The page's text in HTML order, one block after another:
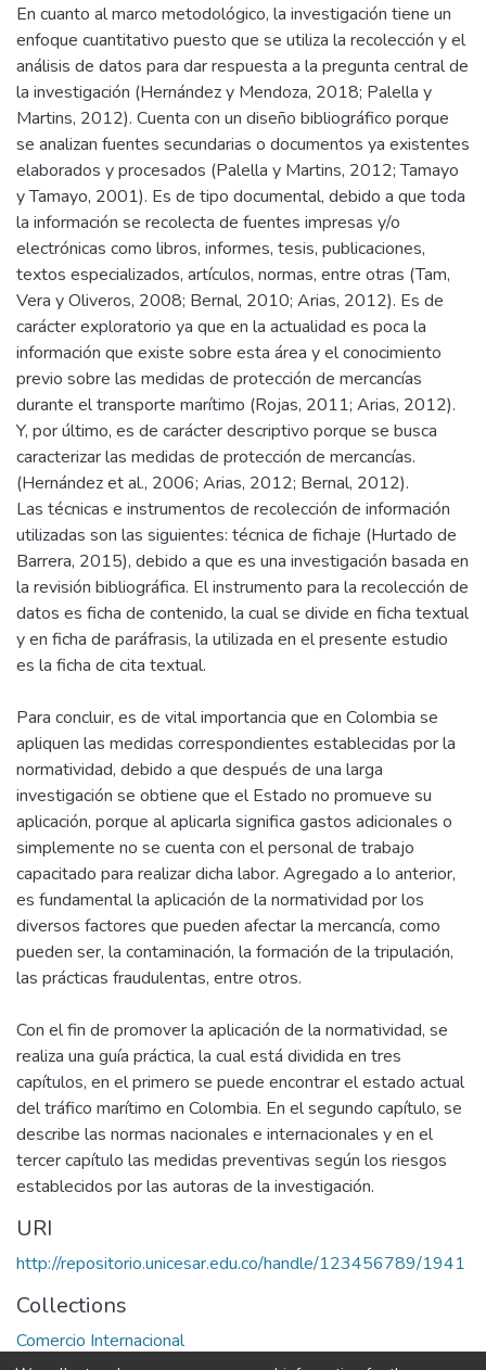
En cuanto al marco metodológico, la investigación tiene un
enfoque cuantitativo puesto que se utiliza la recolección y el
análisis de datos para dar respuesta a la pregunta central de
la investigación (Hernández y Mendoza, 2018; Palella y
Martins, 2012). Cuenta con un diseño bibliográfico porque
se analizan fuentes secundarias o documentos ya existentes
elaborados y procesados (Palella y Martins, 2012; Tamayo
y Tamayo, 2001). Es de tipo documental, debido a que toda
la información se recolecta de fuentes impresas y/o
electrónicas como libros, informes, tesis, publicaciones,
textos especializados, artículos, normas, entre otras (Tam,
Vera y Oliveros, 2008; Bernal, 2010; Arias, 2012). Es de
carácter exploratorio ya que en la actualidad es poca la
información que existe sobre esta área y el conocimiento
previo sobre las medidas de protección de mercancías
durante el transporte marítimo (Rojas, 2011; Arias, 2012).
Y, por último, es de carácter descriptivo porque se busca
caracterizar las medidas de protección de mercancías.
(Hernández et al., 2006; Arias, 2012; Bernal, 2012).
Las técnicas e instrumentos de recolección de información
utilizadas son las siguientes: técnica de fichaje (Hurtado de
Barrera, 2015), debido a que es una investigación basada en
la revisión bibliográfica. El instrumento para la recolección de
datos es ficha de contenido, la cual se divide en ficha textual
y en ficha de paráfrasis, la utilizada en el presente estudio
es la ficha de cita textual.
Para concluir, es de vital importancia que en Colombia se
apliquen las medidas correspondientes establecidas por la
normatividad, debido a que después de una larga
investigación se obtiene que el Estado no promueve su
aplicación, porque al aplicarla significa gastos adicionales o
simplemente no se cuenta con el personal de trabajo
capacitado para realizar dicha labor. Agregado a lo anterior,
es fundamental la aplicación de la normatividad por los
diversos factores que pueden afectar la mercancía, como
pueden ser, la contaminación, la formación de la tripulación,
las prácticas fraudulentas, entre otros.
Con el fin de promover la aplicación de la normatividad, se
realiza una guía práctica, la cual está dividida en tres
capítulos, en el primero se puede encontrar el estado actual
del tráfico marítimo en Colombia. En el segundo capítulo, se
describe las normas nacionales e internacionales y en el
tercer capítulo las medidas preventivas según los riesgos
establecidos por las autoras de la investigación.
URI
http://repositorio.unicesar.edu.co/handle/123456789/1941
Collections
Comercio Internacional